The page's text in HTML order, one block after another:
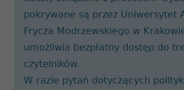
pokrywane są przez Uniwersytet
Frycza Modrzewskiego w
umożliwia bezpłatny dostęp do
czytelników.
W razie pytań dotyczących